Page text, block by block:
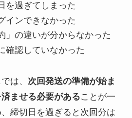
を過ぎてしまった
インできなかった
」の違いが分からなかった
確認していなかった
は、 次回発送の準備が始ま
ませる必要があることが一
締切日を過ぎると次回分は